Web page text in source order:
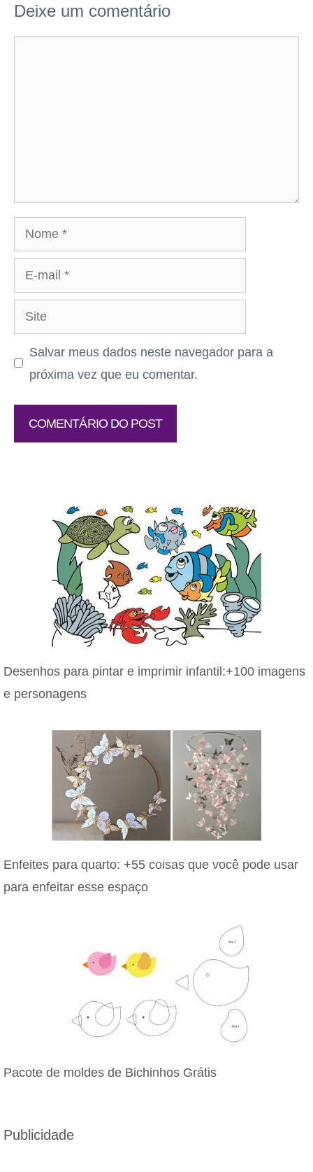
Deixe um comentário
Nome
mail
Site
Salvar meus dados neste navegador para a
próxima vez que eu comentar.
Desenhos para pintar e imprimir infantil:+100 imagens
e personagens
Enfeites para quarto: +55 coisas que você pode usar
para enfeitar esse espaço
Pacote de moldes de Bichinhos Grátis
Publicidade